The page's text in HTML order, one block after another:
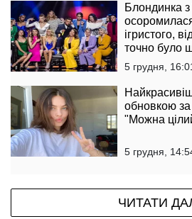
Блондинка
ігристого,
точно було
5 грудня,
обновкою за
"Можна
5 грудня,
ЧИТАТИ